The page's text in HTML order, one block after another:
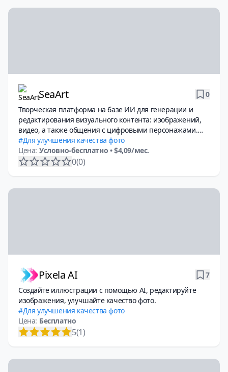
SeaArt
0
Творческая платформа на базе ИИ для генерации и
редактирования визуального контента: изображений,
видео, а также общения с цифровыми персонажами.
Сервис работает через браузер или мобильное
приложение.
Для улучшения качества фото
Цена: Условно-бесплатно • $4,09/мес.
0(0)
Pixela AI
7
Создайте иллюстрации с помощью AI, редактируйте
изображения, улучшайте качество фото.
Для улучшения качества фото
Цена: Бесплатно
5(1)